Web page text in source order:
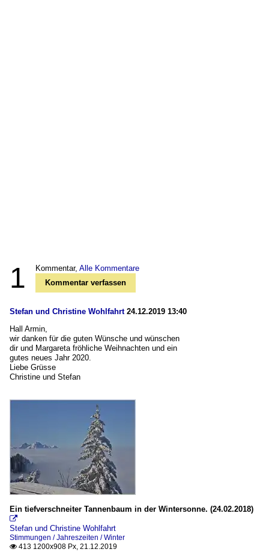
1 Kommentar, Alle Kommentare
Kommentar verfassen
Stefan und Christine Wohlfahrt24.12.2019 13:40
Hall Armin,
wir danken für die guten Wünsche und wünschen
dir und Margareta fröhliche Weihnachten und ein
gutes neues Jahr 2020.
Liebe Grüsse
Christine und Stefan
Ein tiefverschneiter Tannenbaum in der Wintersonne. (24.02.2018)

Stefan und Christine Wohlfahrt
Stimmungen / Jahreszeiten / Winter
 413 1200x908 Px, 21.12.2019